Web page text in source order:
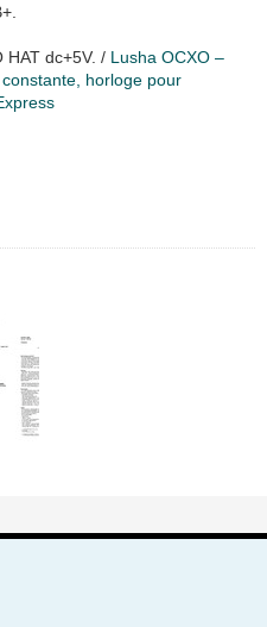
HAT dc+5V. / Lusha OCXO –
horloge pour